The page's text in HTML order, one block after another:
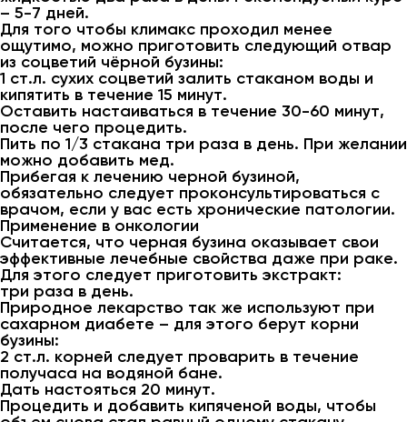
– 5-7 дней.
Для того чтобы климакс проходил менее
ощутимо, можно приготовить следующий отвар
из соцветий чёрной бузины:
1 ст.л. сухих соцветий залить стаканом воды и
кипятить в течение 15 минут.
Оставить настаиваться в течение 30-60 минут,
после чего процедить.
Пить по 1/3 стакана три раза в день. При желании
можно добавить мед.
Прибегая к лечению черной бузиной,
обязательно следует проконсультироваться с
врачом, если у вас есть хронические патологии.
Применение в онкологии
Считается, что черная бузина оказывает свои
эффективные лечебные свойства даже при раке.
Для этого следует приготовить экстракт:
три раза в день.
Природное лекарство так же используют при
сахарном диабете – для этого берут корни
бузины:
2 ст.л. корней следует проварить в течение
получаса на водяной бане.
Дать настояться 20 минут.
Процедить и добавить кипяченой воды, чтобы